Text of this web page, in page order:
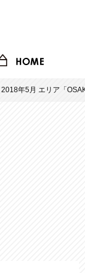
2018年5月 エリア「